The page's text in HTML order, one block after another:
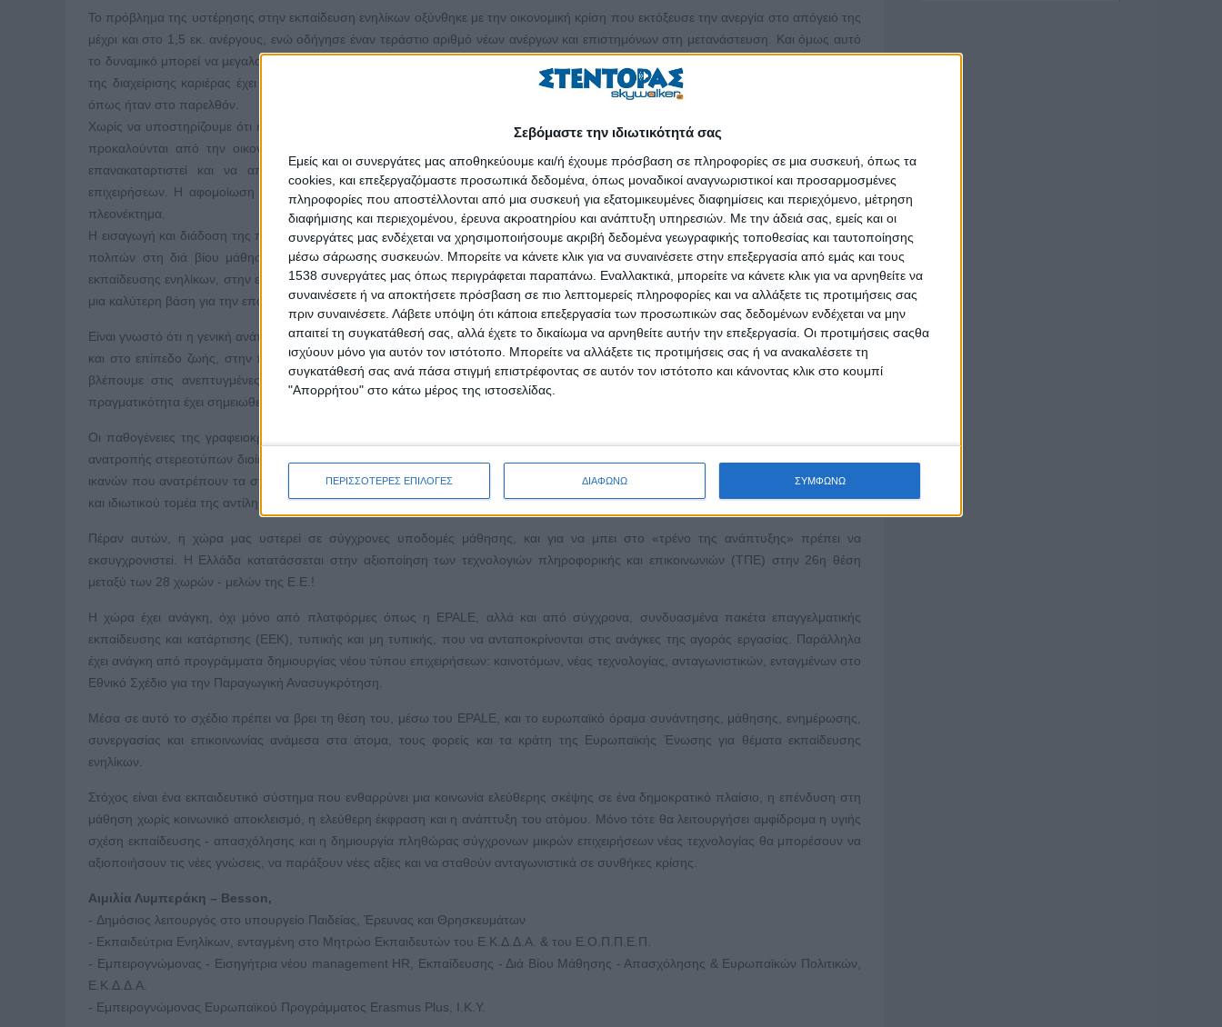
Σεβόμαστε την ιδιωτικότητά σας
Εμείς και οι συνεργάτες μας αποθηκεύουμε και/ή έχουμε πρόσβαση σε πληροφορίες σε μια συσκευή, όπως τα
cookies, και επεξεργαζόμαστε προσωπικά δεδομένα, όπως μοναδικοί αναγνωριστικοί και προσαρμοσμένες
πληροφορίες που αποστέλλονται από μια συσκευή για εξατομικευμένες διαφημίσεις και περιεχόμενο, μέτρηση
διαφήμισης και περιεχομένου, έρευνα ακροατηρίου και ανάπτυξη υπηρεσιών. Με την άδειά σας, εμείς και οι
συνεργάτες μας ενδέχεται να χρησιμοποιήσουμε ακριβή δεδομένα γεωγραφικής τοποθεσίας και ταυτοποίησης
μέσω σάρωσης συσκευών. Μπορείτε να κάνετε κλικ για να συναινέσετε στην επεξεργασία από εμάς και τους
1538 συνεργάτες μας όπως περιγράφεται παραπάνω. Εναλλακτικά, μπορείτε να κάνετε κλικ για να αρνηθείτε να
συναινέσετε ή να αποκτήσετε πρόσβαση σε πιο λεπτομερείς πληροφορίες και να αλλάξετε τις προτιμήσεις σας
πριν συναινέσετε. Λάβετε υπόψη ότι κάποια επεξεργασία των προσωπικών σας δεδομένων ενδέχεται να μην
απαιτεί τη συγκατάθεσή σας, αλλά έχετε το δικαίωμα να αρνηθείτε αυτήν την επεξεργασία. Οι προτιμήσεις σαςθα
ισχύουν μόνο για αυτόν τον ιστότοπο. Μπορείτε να αλλάξετε τις προτιμήσεις σας ή να ανακαλέσετε τη
συγκατάθεσή σας ανά πάσα στιγμή επιστρέφοντας σε αυτόν τον ιστότοπο και κάνοντας κλικ στο κουμπί
"Απορρήτου" στο κάτω μέρος της ιστοσελίδας.
ΠΕΡΙΣΣΟΤΕΡΕΣ ΕΠΙΛΟΓΕΣ ΔΙΑΦΩΝΩ ΣΥΜΦΩΝΩ
Το πρόβλημα της υστέρησης στην εκπαίδευση ενηλίκων οξύνθηκε με την οικονομική κρίση που εκτόξευσε την ανεργία στο απόγειό της
μέχρι και στο 1,5 εκ. ανέργους, ενώ οδήγησε έναν τεράστιο αριθμό νέων ανέργων και επιστημόνων στη μετανάστευση. Και όμως αυτό
το δυναμικό μπορεί να μεγαλουργήσει με κατάλληλες υποδομές και προγράμματα. H ζυγαριά για την ευθύνη της εύρεσης εργασίας και
της διαχείρισης καριέρας έχει πλέον γείρει δραστικά προς την πλευρά του ατόμου, αντί προς αυτήν του οργανισμού ή του κράτους,
όπως ήταν στο παρελθόν.
Χωρίς να υποστηρίζουμε ότι η εκπαίδευση και η διά βίου μάθηση από μόνες τους μπορούν να επιλύσουν προβλήματα ανεργίας που
προκαλούνται από την οικονομική κρίση, μπορούμε να πούμε ότι ένα σημαντικό μέρος του ανθρώπινου δυναμικού μπορεί να
επανακαταρτιστεί και να αποδώσει προστιθέμενη αξία, ικανή να αντισταθεί στην κατάρρευση της ανταγωνιστικότητας των
επιχειρήσεων. Η αφομοίωση στην αγορά εργασίας και η απασχόληση αποκτά νέα μορφή εργασιακής ασφάλειας και ανταγωνιστικό
πλεονέκτημα.
Η εισαγωγή και διάδοση της πλατφόρμας EPALE μπορεί να δημιουργήσει μια σειρά νέων δεδομένων για την καλύτερη πρόσβαση των
πολιτών στη διά βίου μάθηση και στην εκπαιδευτική κινητικότητα, στη βελτίωση της αποτελεσματικότητας του συστήματος της
εκπαίδευσης ενηλίκων, στην ενεργοποίηση των πολιτών και στην ανάπτυξη νέων δραστηριοτήτων. Αυτή η εξέλιξη αυτομάτως αποτελεί
μια καλύτερη βάση για την επαγγελματική δραστηριότητα του ανθρώπινου δυναμικού.
Είναι γνωστό ότι η γενική ανάπτυξη του μορφωτικού επιπέδου του πληθυσμού δεν αφορά μόνο στη βελτίωση της ατομικής ζωής, αλλά
και στο επίπεδο ζωής, στην ποιότητα της εργασίας, στην παραγωγικότητα και στον πολιτισμό. Το αποτέλεσμα τέτοιων εξελίξεων το
βλέπουμε στις ανεπτυγμένες χώρες της Ε.Ε., με τις οποίες θεωρητικά έπρεπε να συγκλίνουμε σε όλα τα επίπεδα, ενώ στην
πραγματικότητα έχει σημειωθεί απόκλιση!
Οι παθογένειες της γραφειοκρατίας, οι βραδείς ρυθμοί μεταρρύθμισης της δημόσιας διοίκησης, οι αντιστάσεις αδράνειας, η άρνηση
ανατροπής στερεοτύπων διοίκησης και εργασίας, η καινοτομική άπνοια, η διαφθορά, η ρουσφετολογία, ο κομματισμός, ο αποκλεισμός
ικανών που ανατρέπουν τα στερεότυπα και άλλα πολλά, αποτελούν βασικές αιτίες μετάδοσης στο ανθρώπινο δυναμικό του δημόσιου
και ιδιωτικού τομέα της αντίληψης του «ωχαδερφισμού» και της αποχής από δράσεις συνεχούς βελτίωσής του σε όλους τους τομείς.
Πέραν αυτών, η χώρα μας υστερεί σε σύγχρονες υποδομές μάθησης, και για να μπει στο «τρένο της ανάπτυξης» πρέπει να
εκσυγχρονιστεί. H Ελλάδα κατατάσσεται στην αξιοποίηση των τεχνολογιών πληροφορικής και επικοινωνιών (ΤΠΕ) στην 26η θέση
μεταξύ των 28 χωρών - μελών της Ε.Ε.!
Η χώρα έχει ανάγκη, όχι μόνο από πλατφόρμες όπως η EPALE, αλλά και από σύγχρονα, συνδυασμένα πακέτα επαγγελματικής
εκπαίδευσης και κατάρτισης (ΕΕΚ), τυπικής και μη τυπικής, που να ανταποκρίνονται στις ανάγκες της αγοράς εργασίας. Παράλληλα
έχει ανάγκη από προγράμματα δημιουργίας νέου τύπου επιχειρήσεων: καινοτόμων, νέας τεχνολογίας, ανταγωνιστικών, ενταγμένων στο
Εθνικό Σχέδιο για την Παραγωγική Ανασυγκρότηση.
Μέσα σε αυτό το σχέδιο πρέπει να βρει τη θέση του, μέσω του EPALE, και το ευρωπαϊκό όραμα συνάντησης, μάθησης, ενημέρωσης,
συνεργασίας και επικοινωνίας ανάμεσα στα άτομα, τους φορείς και τα κράτη της Ευρωπαϊκής Ένωσης για θέματα εκπαίδευσης
ενηλίκων.
Στόχος είναι ένα εκπαιδευτικό σύστημα που ενθαρρύνει μια κοινωνία ελεύθερης σκέψης σε ένα δημοκρατικό πλαίσιο, η επένδυση στη
μάθηση χωρίς κοινωνικό αποκλεισμό, η ελεύθερη έκφραση και η ανάπτυξη του ατόμου. Μόνο τότε θα λειτουργήσει αμφίδρομα η υγιής
σχέση εκπαίδευσης - απασχόλησης και η δημιουργία πληθώρας σύγχρονων μικρών επιχειρήσεων νέας τεχνολογίας θα μπορέσουν να
αξιοποιήσουν τις νέες γνώσεις, να παράξουν νέες αξίες και να σταθούν ανταγωνιστικά σε συνθήκες κρίσης.
Αιμιλία Λυμπεράκη – Besson,
- Δημόσιος λειτουργός στο υπουργείο Παιδείας, Έρευνας και Θρησκευμάτων
- Εκπαιδεύτρια Ενηλίκων, ενταγμένη στο Μητρώο Εκπαιδευτών του Ε.Κ.Δ.Δ.Α. & του Ε.Ο.Π.Π.Ε.Π.
- Εμπειρογνώμονας - Εισηγήτρια νέου management ΗR, Εκπαίδευσης - Διά Βίου Μάθησης - Απασχόλησης & Ευρωπαϊκών Πολιτικών,
Ε.Κ.Δ.Δ.Α.
- Εμπειρογνώμονας Ευρωπαϊκού Προγράμματος Erasmus Plus, Ι.Κ.Υ.